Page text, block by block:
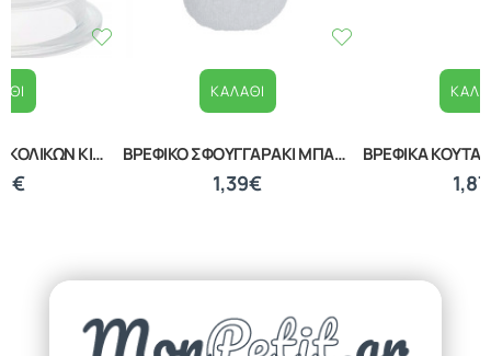
ΒΡΕΦΙΚΟ ΣΦΟΥΓΓΑΡΑΚΙ ΜΠΑΝΙΟΥ WHITE 20040210001 ΒΡΕΦΙΚΑ ΚΟΥΤΑΛΑΚΙΑ ΕΚΜΑΘΗΣΗΣ ΣΕΤ 2 ΤΕΜΑΧΙΩΝ LORELLI 10230480002